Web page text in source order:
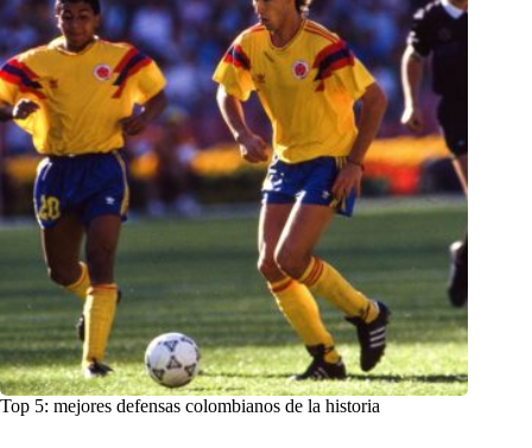
Top 5: mejores defensas colombianos de la historia